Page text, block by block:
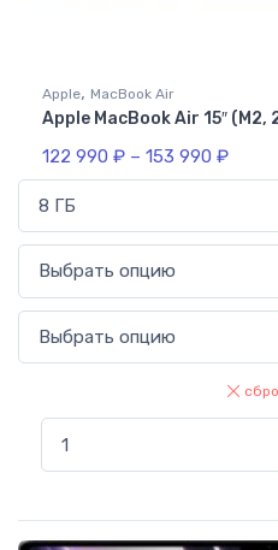
Apple, MacBook Air
Apple MacBook Air 15″ (M2,
122 990 ₽ – 153 990 ₽